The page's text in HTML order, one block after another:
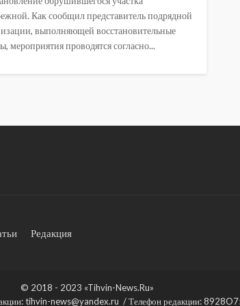
Как сообщил представитель подрядной
выполняющей восстановительные
мероприятия проводятся согласно...
Редакция
© 2018 - 2023 «Tihvin-News.Ru»
tihvin-news@yandex.ru / Телефон редакции: